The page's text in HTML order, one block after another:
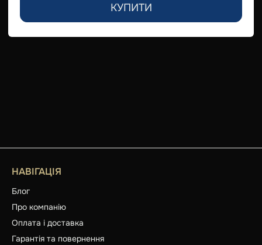
КУПИТИ
НАВІГАЦІЯ
Блог
Про компанію
Оплата і доставка
Гарантія та повернення